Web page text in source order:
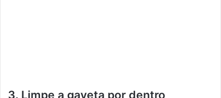
3. Limpe a gaveta por dentro